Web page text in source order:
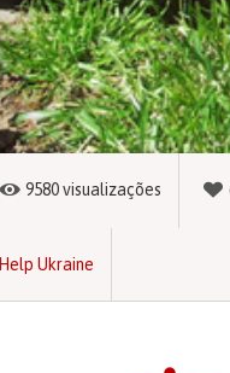
9580visualizações
Help Ukraine